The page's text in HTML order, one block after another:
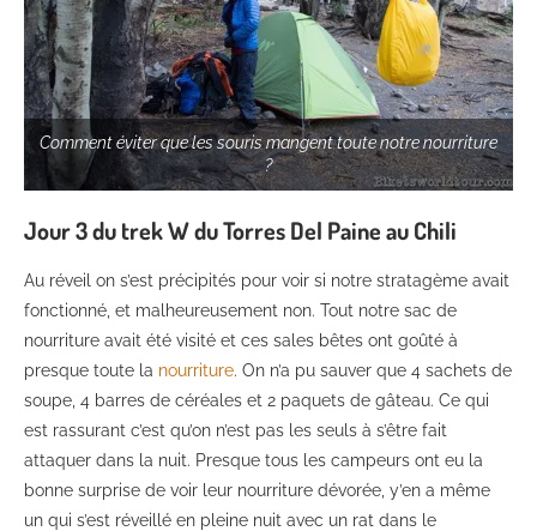
Comment éviter que les souris mangent toute notre nourriture
?
Jour 3 du trek W du Torres Del Paine au Chili
Au réveil on s’est précipités pour voir si notre stratagème avait
fonctionné, et malheureusement non. Tout notre sac de
nourriture avait été visité et ces sales bêtes ont goûté à
presque toute la nourriture. On n’a pu sauver que 4 sachets de
soupe, 4 barres de céréales et 2 paquets de gâteau. Ce qui
est rassurant c’est qu’on n’est pas les seuls à s’être fait
attaquer dans la nuit. Presque tous les campeurs ont eu la
bonne surprise de voir leur nourriture dévorée, y’en a même
un qui s’est réveillé en pleine nuit avec un rat dans le